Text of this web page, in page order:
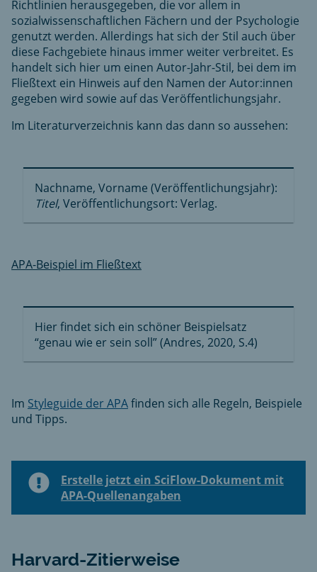
Richtlinien herausgegeben, die vor allem in
sozialwissenschaftlichen Fächern und der Psychologie
genutzt werden. Allerdings hat sich der Stil auch über
diese Fachgebiete hinaus immer weiter verbreitet. Es
handelt sich hier um einen Autor-Jahr-Stil, bei dem im
Fließtext ein Hinweis auf den Namen der Autor:innen
gegeben wird sowie auf das Veröffentlichungsjahr.
Im Literaturverzeichnis kann das dann so aussehen:
Nachname, Vorname (Veröffentlichungsjahr):
Titel, Veröffentlichungsort: Verlag.
APA-Beispiel im Fließtext
Hier findet sich ein schöner Beispielsatz
“genau wie er sein soll” (Andres, 2020, S.4)
Im Styleguide der APAfinden sich alle Regeln, Beispiele
und Tipps.
Erstelle jetzt ein SciFlow-Dokument mit
APA-Quellenangaben
Harvard-Zitierweise